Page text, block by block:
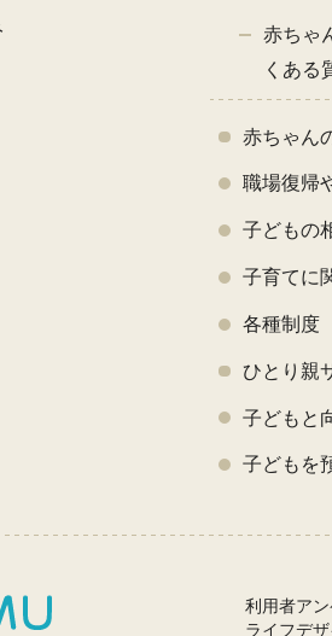
赤ちゃ
くある
赤ちゃん
職場復帰
子どもの
子育てに
各種制度
ひとり親
子どもと
子どもを
利用者アン
ライフデザ